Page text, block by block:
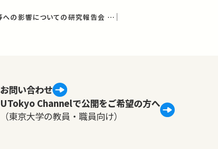
放射能の農畜水産物等への影響についての研究報告会 第7回報告会
お問い合わせ
UTokyo Channelで公開をご希望の方へ
（東京大学の教員・職員向け）